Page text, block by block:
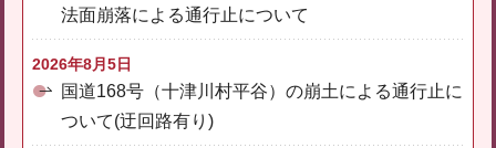
法面崩落による通行止について
2026年8月5日
国道168号（十津川村平谷）の崩土による通行止に
ついて(迂回路有り)